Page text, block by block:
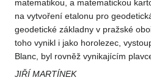
matematikou, a matematickou
na vytvoření etalonu pro
geodetické základny v pražské
toho vynikl i jako horolezec,
Blanc, byl rovněž vynikajícím
JIŘÍ MARTÍNEK